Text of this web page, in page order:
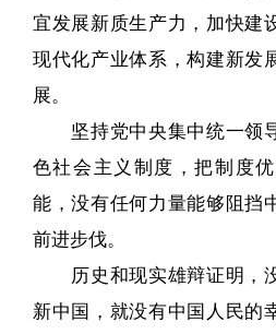
宜发展新质生产力，加快建
现代化产业体系，构建新发
展。
坚持党中央集中统一领
色社会主义制度，把制度
能，没有任何力量能够阻挡
前进步伐。
历史和现实雄辩证明，
新中国，就没有中国人民的